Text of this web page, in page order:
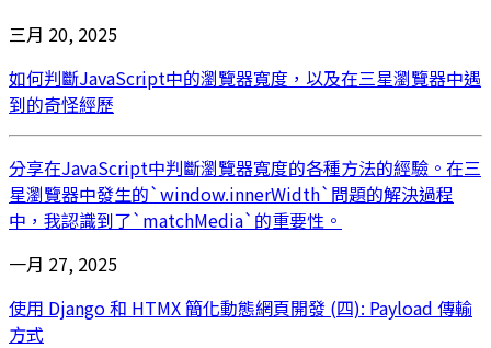
三月 20, 2025
如何判斷JavaScript中的瀏覽器寬度，以及在三星瀏覽器中遇
到的奇怪經歷
分享在JavaScript中判斷瀏覽器寬度的各種方法的經驗。在三
星瀏覽器中發生的`window.innerWidth`問題的解決過程
中，我認識到了`matchMedia`的重要性。
一月 27, 2025
使用 Django 和 HTMX 簡化動態網頁開發 (四): Payload 傳輸
方式